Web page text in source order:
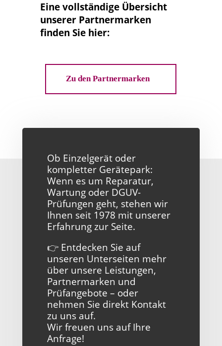
Eine vollständige Übersicht
unserer Partnermarken
finden Sie hier:
Zu den Partnermarken
// VERLÄSSLICHKEIT SEIT
GENERATIONEN
Verlassen Sie sich auf
die Hans Schreckling
GmbH – Ihr
Reparaturpartner in
Essen
Ob Einzelgerät oder
kompletter Gerätepark:
Wenn es um Reparatur,
Wartung oder DGUV-
Prüfungen geht, stehen wir
Ihnen seit 1978 mit unserer
Erfahrung zur Seite.
👉 Entdecken Sie auf
unseren Unterseiten mehr
über unsere Leistungen,
Partnermarken und
Prüfangebote – oder
nehmen Sie direkt Kontakt
zu uns auf.
Wir freuen uns auf Ihre
Anfrage!